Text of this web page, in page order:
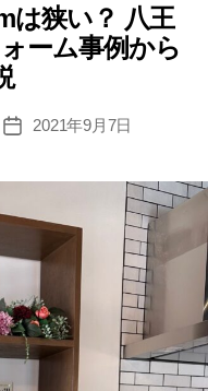
は狭い？ 八王
ーム事例から
投
2021年9月7日